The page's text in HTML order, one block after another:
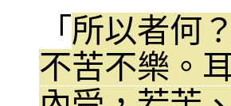
「 所以者何
不苦不樂。